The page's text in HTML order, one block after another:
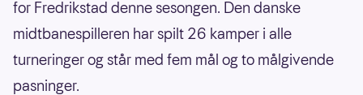
for Fredrikstad denne sesongen. Den danske
midtbanespilleren har spilt 26 kamper i alle
turneringer og står med fem mål og to målgivende
pasninger.